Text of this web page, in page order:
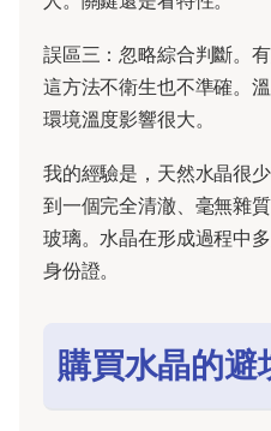
誤區三：忽略綜合判斷。
這方法不衛生也不準確。
環境溫度影響很大。
我的經驗是，天然水晶很
到一個完全清澈、毫無雜
玻璃。水晶在形成過程中
身份證。
購買水晶的避